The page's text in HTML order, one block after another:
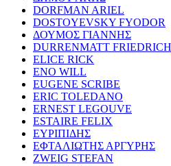
DORFMAN ARIEL
DOSTOYEVSKY FYODOR
ΔΟΥΜΟΣ ΓΙΑΝΝΗΣ
DURRENMATT FRIEDRICH
ELICE RICK
ENO WILL
EUGENE SCRIBE
ERIC TOLEDANO
ERNEST LEGOUVE
ESTAIRE FELIX
ΕΥΡΙΠΙΔΗΣ
ΕΦΤΑΛΙΩΤΗΣ ΑΡΓΥΡΗΣ
ZWEIG STEFAN